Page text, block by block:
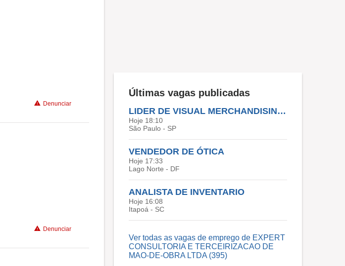
Denunciar
Denunciar
Últimas vagas publicadas
LIDER DE VISUAL MERCHANDISING (VESTUÁRIO)
Hoje 18:10
São Paulo - SP
VENDEDOR DE ÓTICA
Hoje 17:33
Lago Norte - DF
ANALISTA DE INVENTARIO
Hoje 16:08
Itapoá - SC
Ver todas as vagas de emprego de EXPERT
CONSULTORIA E TERCEIRIZACAO DE
MAO-DE-OBRA LTDA (395)